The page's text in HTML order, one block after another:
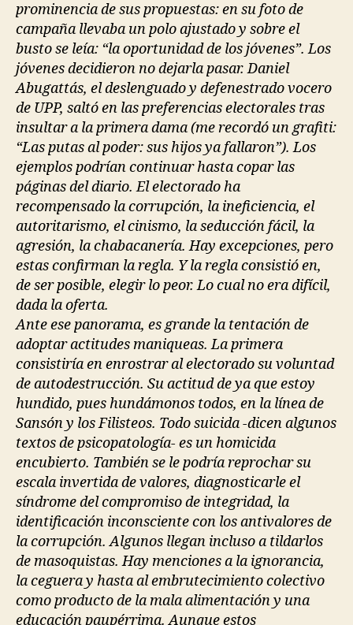
prominencia de sus propuestas: en su foto de
campaña llevaba un polo ajustado y sobre el
busto se leía: “la oportunidad de los jóvenes”. Los
jóvenes decidieron no dejarla pasar. Daniel
Abugattás, el deslenguado y defenestrado vocero
de UPP, saltó en las preferencias electorales tras
insultar a la primera dama (me recordó un grafiti:
“Las putas al poder: sus hijos ya fallaron”). Los
ejemplos podrían continuar hasta copar las
páginas del diario. El electorado ha
recompensado la corrupción, la ineficiencia, el
autoritarismo, el cinismo, la seducción fácil, la
agresión, la chabacanería. Hay excepciones, pero
estas confirman la regla. Y la regla consistió en,
de ser posible, elegir lo peor. Lo cual no era difícil,
dada la oferta.
Ante ese panorama, es grande la tentación de
adoptar actitudes maniqueas. La primera
consistiría en enrostrar al electorado su voluntad
de autodestrucción. Su actitud de ya que estoy
hundido, pues hundámonos todos, en la línea de
Sansón y los Filisteos. Todo suicida -dicen algunos
textos de psicopatología- es un homicida
encubierto. También se le podría reprochar su
escala invertida de valores, diagnosticarle el
síndrome del compromiso de integridad, la
identificación inconsciente con los antivalores de
la corrupción. Algunos llegan incluso a tildarlos
de masoquistas. Hay menciones a la ignorancia,
la ceguera y hasta al embrutecimiento colectivo
como producto de la mala alimentación y una
educación paupérrima. Aunque estos